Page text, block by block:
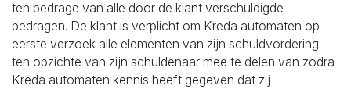
ten bedrage van alle door de klant verschuldigde
bedragen. De klant is verplicht om Kreda automaten op
eerste verzoek alle elementen van zijn schuldvordering
ten opzichte van zijn schuldenaar mee te delen van zodra
Kreda automaten kennis heeft gegeven dat zij